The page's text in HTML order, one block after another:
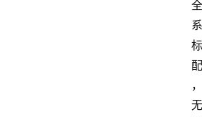
全
系
标
配
，
无